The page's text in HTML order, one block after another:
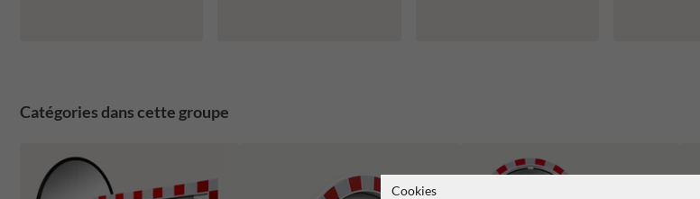
Catégories dans cette groupe
Cookies